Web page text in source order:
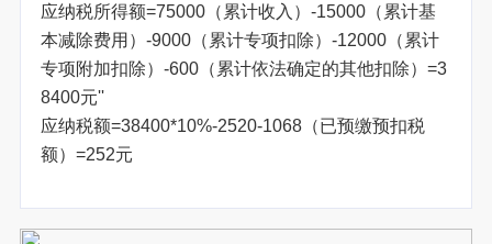
应纳税所得额=75000（累计收入）-15000（累计基
本减除费用）-9000（累计专项扣除）-12000（累计
专项附加扣除）-600（累计依法确定的其他扣除）=3
8400元''
应纳税额=38400*10%-2520-1068（已预缴预扣税
额）=252元